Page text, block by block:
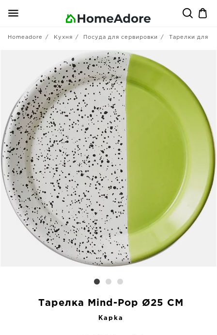
Homeadore Кухня Посуда для сервировки Тарелки для
Тарелка Mind-Pop Ø25 CM
Kapka